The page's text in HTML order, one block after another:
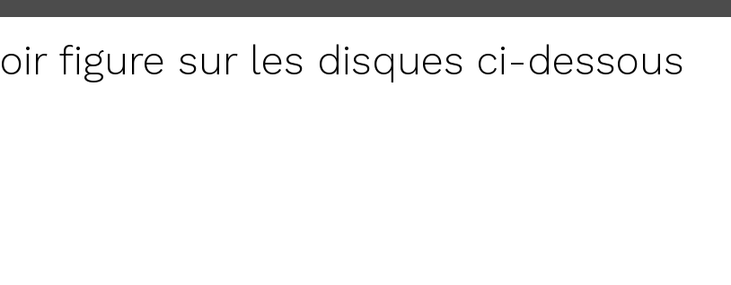
figure sur les disques ci-dessous